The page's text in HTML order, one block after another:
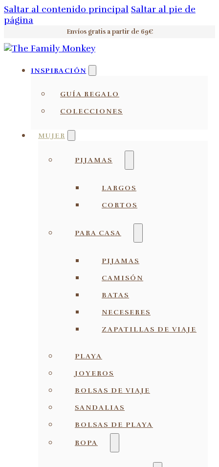
Saltar al contenido principal Saltar al pie de
página
Envíos gratis a partir de 69€
INSPIRACIÓN
GUÍA REGALO
COLECCIONES
MUJER
PIJAMAS
LARGOS
CORTOS
PARA CASA
PIJAMAS
CAMISÓN
BATAS
NECESERES
ZAPATILLAS DE VIAJE
PLAYA
JOYEROS
BOLSAS DE VIAJE
SANDALIAS
BOLSAS DE PLAYA
ROPA